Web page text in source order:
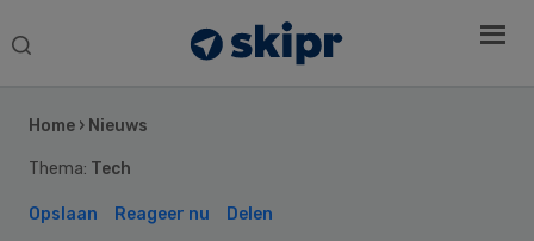
Search
Home › Nieuws
Thema: Tech
Opslaan Reageer nu Delen
Sidebar